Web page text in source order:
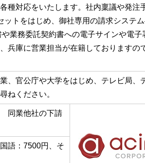
種対応をいたします。社内稟議や発注
トをはじめ、御社専用の請求システム
業務委託契約書への電子サインや電子
兵庫に営業担当が在籍しておりますの
、官公庁や大学をはじめ、テレビ局、
ねください。
同業他社の下請
語：7500円、そ